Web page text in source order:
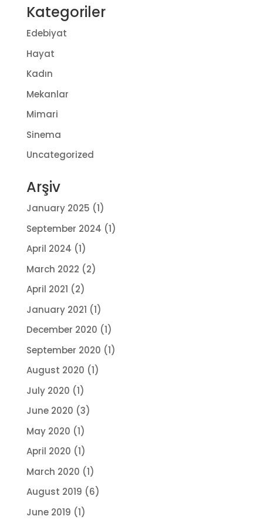
Kategoriler
Edebiyat
Hayat
Kadın
Mekanlar
Mimari
Sinema
Uncategorized
Arşiv
January 2025 (1)
September 2024 (1)
April 2024 (1)
March 2022 (2)
April 2021 (2)
January 2021 (1)
December 2020 (1)
September 2020 (1)
August 2020 (1)
July 2020 (1)
June 2020 (3)
May 2020 (1)
April 2020 (1)
March 2020 (1)
August 2019 (6)
June 2019 (1)